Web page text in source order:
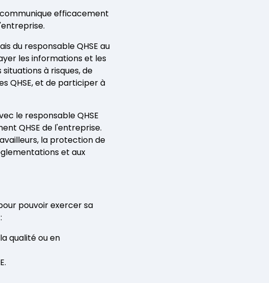
efficacement
du responsable QHSE au
les informations et les
à risques, de
QHSE, et de participer à
le responsable QHSE
QHSE de l'entreprise.
la protection de
et aux
pouvoir exercer sa
qualité ou en